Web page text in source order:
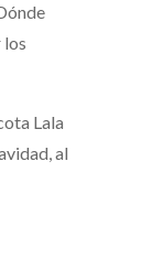
los
Lala
al